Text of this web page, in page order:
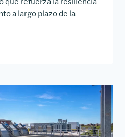
a largo plazo de la
DE LA PLANTA CENTRAL Y LA